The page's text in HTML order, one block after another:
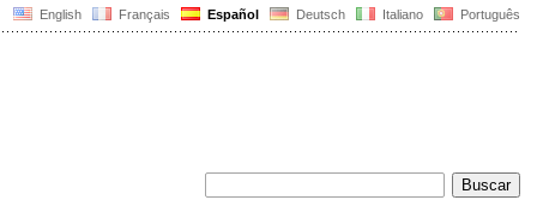
English Français Español Deutsch Italiano Português